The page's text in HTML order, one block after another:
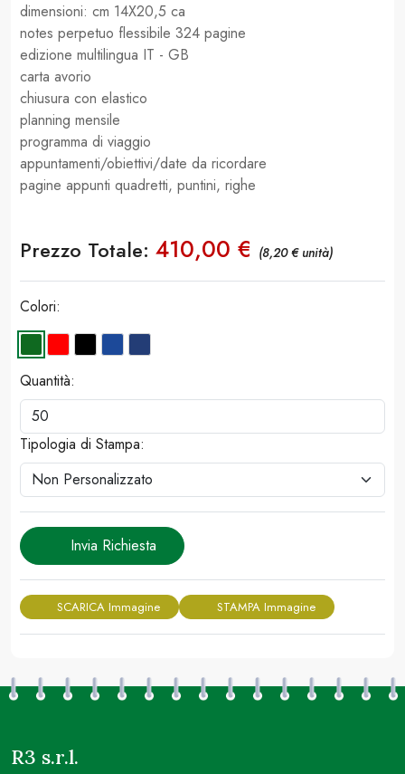
dimensioni: cm 14X20,5 ca
notes perpetuo flessibile 324 pagine
edizione multilingua IT - GB
carta avorio
chiusura con elastico
planning mensile
programma di viaggio
appuntamenti/obiettivi/date da ricordare
pagine appunti quadretti, puntini, righe
Prezzo Totale: 410,00 € (8,20 € unità)
Colori:
Quantità:
Tipologia di Stampa:
Invia Richiesta
SCARICA Immagine STAMPA Immagine
R3 s.r.l.